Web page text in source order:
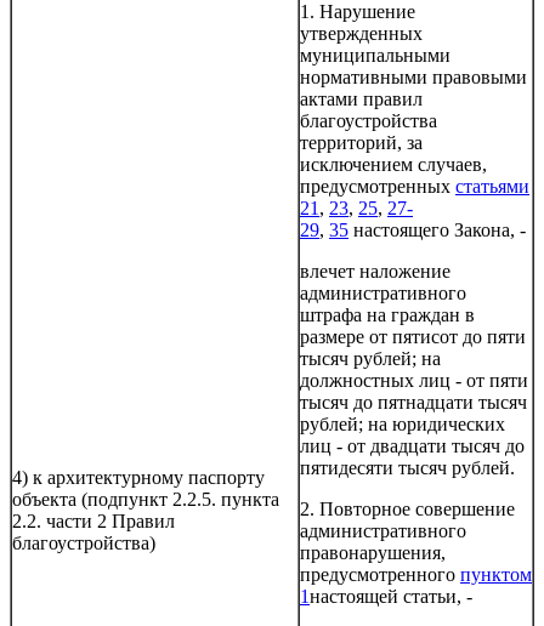
4) к архитектурному паспорту
объекта (подпункт 2.2.5. пункта
2.2. части 2 Правил
благоустройства)
1. Нарушение
утвержденных
муниципальными
нормативными правовыми
актами правил
благоустройства
территорий, за
исключением случаев,
предусмотренных статьями
21 , 23, 25, 27-
29, 35 настоящего Закона, -
влечет наложение
административного
штрафа на граждан в
размере от пятисот до пяти
тысяч рублей; на
должностных лиц - от пяти
тысяч до пятнадцати тысяч
рублей; на юридических
лиц - от двадцати тысяч до
пятидесяти тысяч рублей.
2. Повторное совершение
административного
правонарушения,
предусмотренного пунктом
1настоящей статьи, -